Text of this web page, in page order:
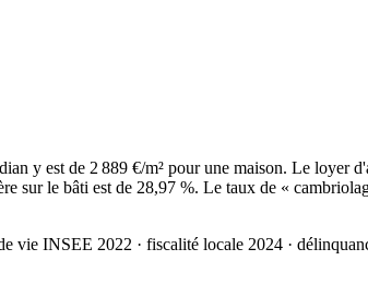
y est de 2 889 €/m² pour une maison. Le loyer
sur le bâti est de 28,97 %. Le taux de «
vie INSEE 2022 · fiscalité locale 2024 ·